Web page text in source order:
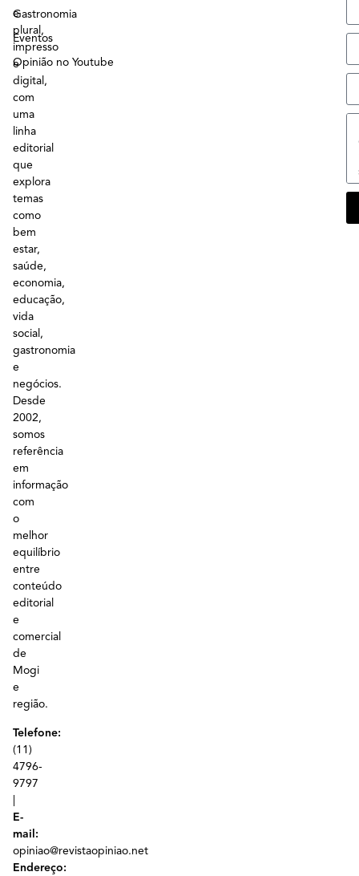
e
plural,
impresso
e
digital,
com
uma
linha
editorial
que
explora
temas
como
bem
estar,
saúde,
economia,
educação,
vida
social,
gastronomia
e
negócios.
Desde
2002,
somos
referência
em
informação
com
o
melhor
equilíbrio
entre
conteúdo
editorial
e
comercial
de
Mogi
e
região.
Telefone:
(11)
4796-
9797
E-
mail:
opiniao@revistaopiniao.net
Endereço:
Gastronomia
Eventos
Opinião no Youtube